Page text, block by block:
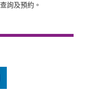
查詢及預約。